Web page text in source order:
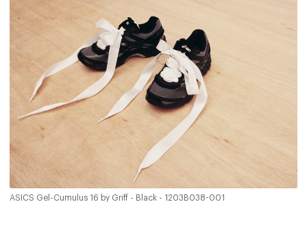
ASICS Gel-Cumulus 16 by Griff - Black - 1203B038-001